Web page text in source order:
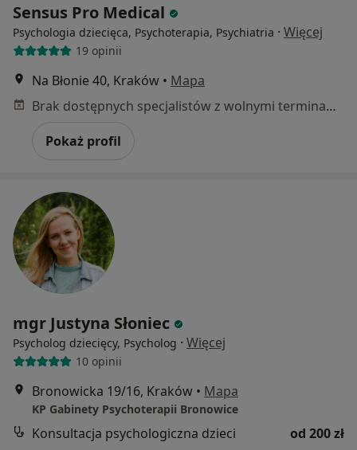
Sensus Pro Medical
Psychologia dziecięca, Psychoterapia, Psychiatria · Więcej
19 opinii
Na Błonie 40, Kraków • Mapa
Brak dostępnych specjalistów z wolnymi terminami w tym centrum medycznym.
Pokaż profil
mgr Justyna Słoniec
Psycholog dziecięcy, Psycholog · Więcej
10 opinii
Bronowicka 19/16, Kraków • Mapa
KP Gabinety Psychoterapii Bronowice
Konsultacja psychologiczna dzieci
od 200 zł